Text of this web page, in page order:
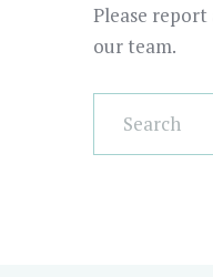
Please
our team.